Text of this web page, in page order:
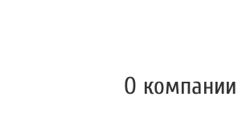
О компании